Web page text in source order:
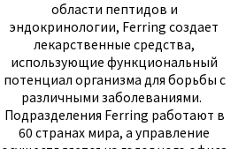
области пептидов и
эндокринологии, Ferring создает
лекарственные средства,
использующие функциональный
потенциал организма для борьбы с
различными заболеваниями.
Подразделения Ferring работают в
60 странах мира, а управление